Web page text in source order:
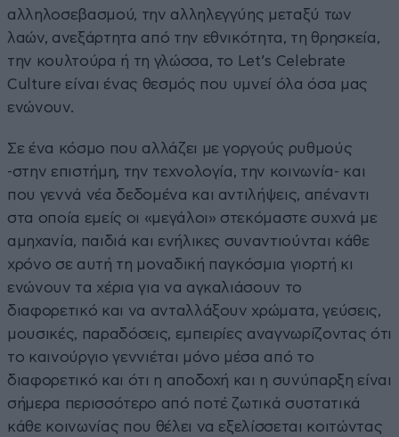
αλληλοσεβασμού, την αλληλεγγύης μεταξύ των
λαών, ανεξάρτητα από την εθνικότητα, τη θρησκεία,
την κουλτούρα ή τη γλώσσα, το Let’s Celebrate
Culture είναι ένας θεσμός που υμνεί όλα όσα μας
ενώνουν.
Σε ένα κόσμο που αλλάζει με γοργούς ρυθμούς
-στην επιστήμη, την τεχνολογία, την κοινωνία- και
που γεννά νέα δεδομένα και αντιλήψεις, απέναντι
στα οποία εμείς οι «μεγάλοι» στεκόμαστε συχνά με
αμηχανία, παιδιά και ενήλικες συναντιούνται κάθε
χρόνο σε αυτή τη μοναδική παγκόσμια γιορτή κι
ενώνουν τα χέρια για να αγκαλιάσουν το
διαφορετικό και να ανταλλάξουν χρώματα, γεύσεις,
μουσικές, παραδόσεις, εμπειρίες αναγνωρίζοντας ότι
το καινούργιο γεννιέται μόνο μέσα από το
διαφορετικό και ότι η αποδοχή και η συνύπαρξη είναι
σήμερα περισσότερο από ποτέ ζωτικά συστατικά
κάθε κοινωνίας που θέλει να εξελίσσεται κοιτώντας